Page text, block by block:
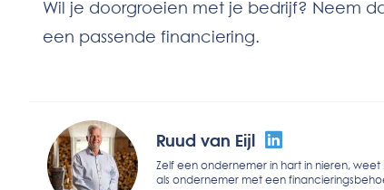
Wil je doorgroeien met je bedrijf? Neem
een passende financiering.
Ruud van Eijl
Zelf een ondernemer in hart in nieren,
als ondernemer met een